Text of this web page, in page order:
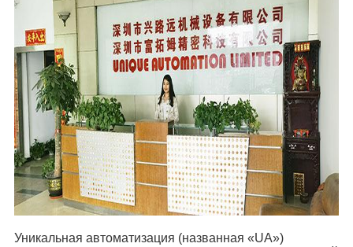
Уникальная автоматизация (названная «UA»)